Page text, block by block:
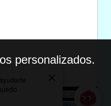
personalizados.